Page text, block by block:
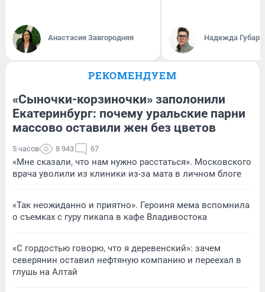
Анастасия Завгородняя Надежда Губарь
РЕКОМЕНДУЕМ
«Сыночки-корзиночки» заполонили
Екатеринбург: почему уральские парни
массово оставили жен без цветов
5 часов 8 943 67
«Мне сказали, что нам нужно расстаться». Московского
врача уволили из клиники из-за мата в личном блоге
«Так неожиданно и приятно». Героиня мема вспомнила
о съемках с гуру пикапа в кафе Владивостока
«С гордостью говорю, что я деревенский»: зачем
северянин оставил нефтяную компанию и переехал в
глушь на Алтай